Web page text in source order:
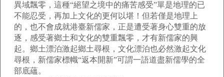
異域飄零，這種“絕望之境中的痛苦感受”單是地理的已
不能忍受，再加上文化的更何以堪！但若僅是地理上
的，也不會成就港臺新儒家，正是遭受著身心雙重的放
逐，感受著鄉土和文化的雙重飄零，才有新儒家的興
起。鄉土漂泊激起鄉土尋根，文化漂泊也必然激起文化
尋根，新儒家標幟“返本開新”可謂一語道盡新儒學的全
部底蘊。